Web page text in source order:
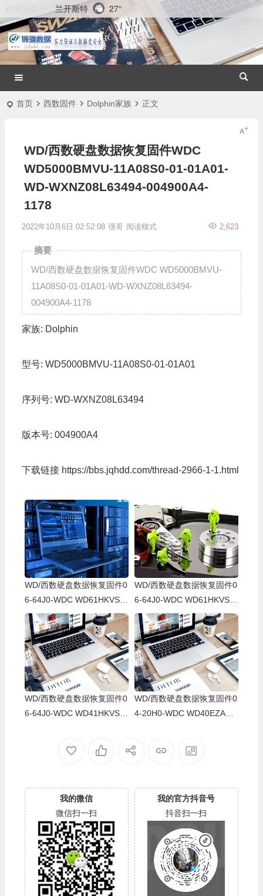
兰开斯特 27°
首页 西数固件 Dolphin家族 正文
WD/西数硬盘数据恢复固件WDC
WD5000BMVU-11A08S0-01-01A01-
WD-WXNZ08L63494-004900A4-
1178
2022年10月6日 02:52:08 强哥 2,623
阅读模式
摘要
WD/西数硬盘数据恢复固件WDC WD5000BMVU-
11A08S0-01-01A01-WD-WXNZ08L63494-
004900A4-1178
家族: Dolphin
型号: WD5000BMVU-11A08S0-01-01A01
序列号: WD-WXNZ08L63494
版本号: 004900A4
下载链接 https://bbs.jqhdd.com/thread-2966-1-1.html
WD/西数硬盘数据恢复固件0
6-64J0-WDC WD61HKVS-7
8AUSY0-80-00A80-WD-WX
52D71DH04K-00060064-27
00
WD/西数硬盘数据恢复固件0
6-64J0-WDC WD61HKVS-7
8AUSY0-80-00A80-WD-WX
22D2143CAS-00060064-27
00
WD/西数硬盘数据恢复固件0
6-64J0-WDC WD41HKVS-7
WD/西数硬盘数据恢复固件0
4-20H0-WDC WD40EZAZ-0
700
我的微信
微信扫一扫
我的官方抖音号
抖音扫一扫